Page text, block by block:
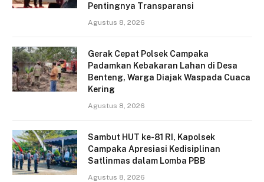
Pentingnya Transparansi
Agustus 8, 2026
Gerak Cepat Polsek Campaka
Padamkan Kebakaran Lahan di Desa
Benteng, Warga Diajak Waspada Cuaca
Kering
Agustus 8, 2026
Sambut HUT ke-81 RI, Kapolsek
Campaka Apresiasi Kedisiplinan
Satlinmas dalam Lomba PBB
Agustus 8, 2026